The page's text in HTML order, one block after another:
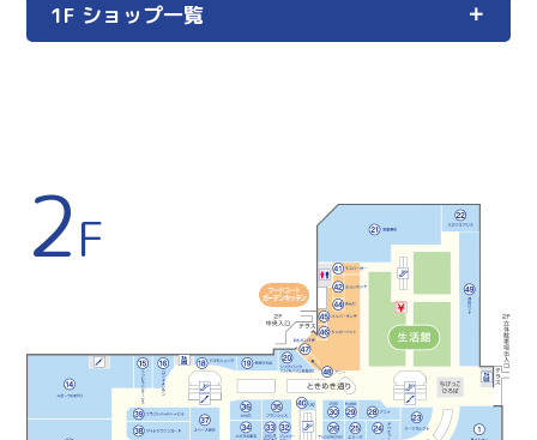
1F ショップ一覧
2F